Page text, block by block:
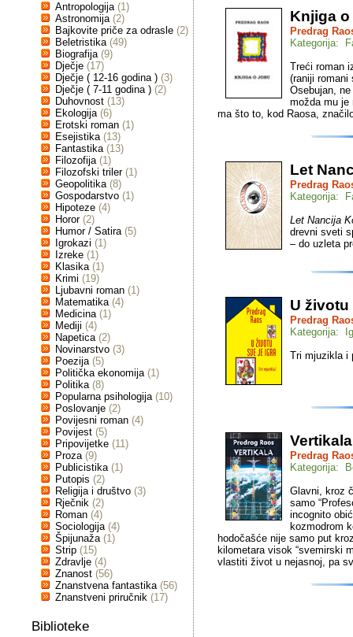
Antropologija (1)
Astronomija (2)
Bajkovite priče za odrasle (2)
Beletristika (49)
Biografija (9)
Dječje (17)
Dječje ( 12-16 godina ) (3)
Dječje ( 7-11 godina ) (2)
Duhovnost (13)
Ekologija (6)
Erotski roman (1)
Esejistika (13)
Fantastika (13)
Filozofija (1)
Filozofski triler (1)
Geopolitika (8)
Gospodarstvo (1)
Hipoteze (4)
Horor (2)
Humor / Satira (5)
Igrokazi (1)
Izreke (1)
Klasika (1)
Krimi (19)
Ljubavni roman (1)
Matematika (4)
Medicina (1)
Mediji (4)
Napetica (2)
Novinarstvo (3)
Poezija (5)
Politička ekonomija (1)
Politika (8)
Popularna psihologija (10)
Poslovanje (2)
Povijesni roman (4)
Povijest (5)
Pripovijetke (11)
Proza (9)
Publicistika (1)
Putopis (2)
Religija i društvo (3)
Rječnik (2)
Roman (4)
Sociologija (4)
Špijunaža (1)
Strip (15)
Zdravlje (4)
Znanost (56)
Znanstvena fantastika (56)
Znanstveni priručnik (17)
Biblioteke
Knjiga
Predrag
Kategorija:
Treći roman
(raniji romani
Osebujan,
možda mu je
ma što to, kod Raosa,
Let
Predrag
Kategorija:
Let Nancija
drevni sveti
– do uzleta
U
Predrag
Kategorija:
Tri mjuzikla i
Vertikala
Predrag
Kategorija:
Glavni, kroz
samo
incognito
kozmodrom
hodočašće nije samo put
kilometara visok “svemirski
vlastiti život u nejasnoj, pa